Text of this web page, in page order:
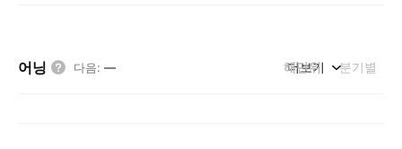
어닝 다음: — 해단위 분기별
더보기